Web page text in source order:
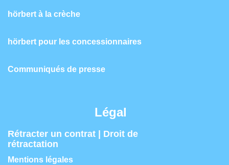
hörbert à la crèche
hörbert pour les concessionnaires
Communiqués de presse
Légal
Rétracter un contrat | Droit de
rétractation
Mentions légales